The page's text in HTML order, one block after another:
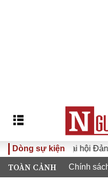
Dòng sự kiện
quyết Đại hội Đảng XIV
TOÀN CẢNH Chính